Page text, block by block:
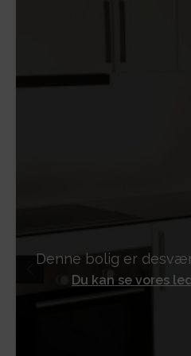
Denne bolig er
Du kan se vores